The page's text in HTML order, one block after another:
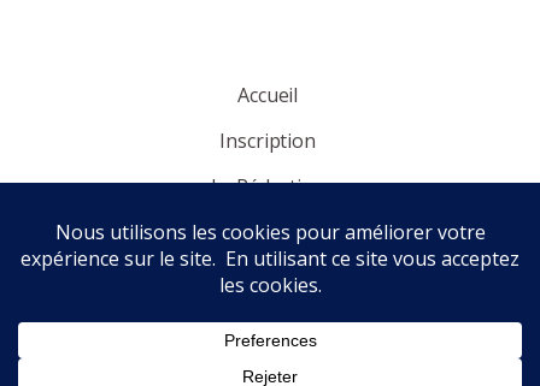
Accueil
Inscription
La Rédaction
Panorama